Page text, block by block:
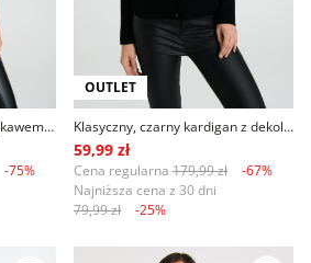
Czarny sweter z krótkim rękawem, nadruk w grochy
-75%
OUTLET
Klasyczny, czarny kardigan z dekoltem w serek
59,99 zł
Cena regularna 179,99 zł
-67%
Najniższa cena z 30 dni
79,99 zł
-25%